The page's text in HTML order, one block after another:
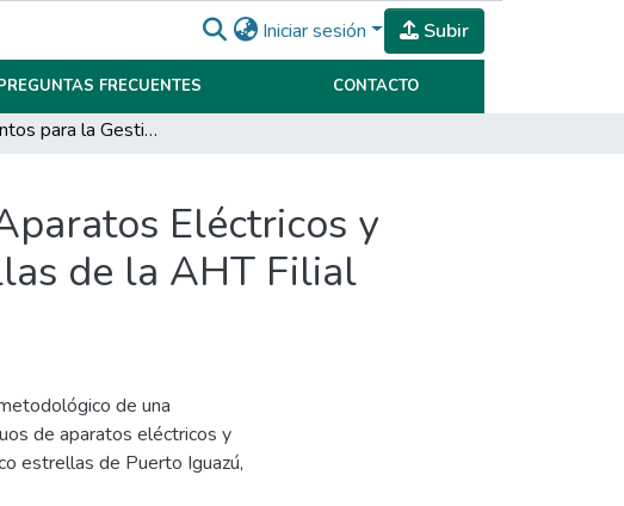
Iniciar sesión Subir
FRECUENTES CONTACTO
Lineamientos para la Gestión de Residuos de Aparatos Eléctricos y Electrónicos (RAEE) en hoteles DE 4 y 5 estrellas de la AHT Filial Iguazú.
Eléctricos y
de la AHT Filial
de una
de aparatos eléctricos y
estrellas de Puerto Iguazú,